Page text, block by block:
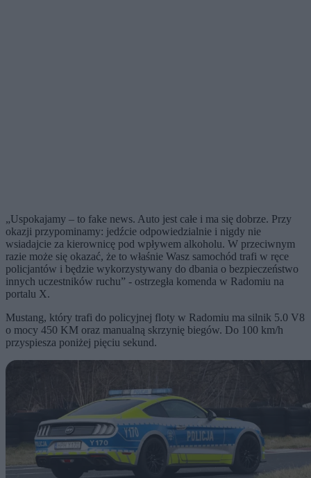
„Uspokajamy – to fake news. Auto jest całe i ma się dobrze. Przy
okazji przypominamy: jedźcie odpowiedzialnie i nigdy nie
wsiadajcie za kierownicę pod wpływem alkoholu. W przeciwnym
razie może się okazać, że to właśnie Wasz samochód trafi w ręce
policjantów i będzie wykorzystywany do dbania o bezpieczeństwo
innych uczestników ruchu” - ostrzegła komenda w Radomiu na
portalu X.
Mustang, który trafi do policyjnej floty w Radomiu ma silnik 5.0 V8
o mocy 450 KM oraz manualną skrzynię biegów. Do 100 km/h
przyspiesza poniżej pięciu sekund.